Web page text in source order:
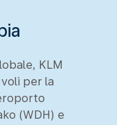
KLM
per la
(WDH) e